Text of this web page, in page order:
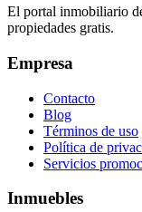
El portal inmobiliario
propiedades gratis.
Empresa
Contacto
Blog
Términos de uso
Política de
Servicios
Inmuebles